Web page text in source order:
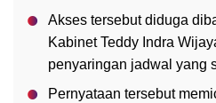
Akses tersebut diduga
Kabinet Teddy Indra
penyaringan jadwal yang
Pernyataan tersebut